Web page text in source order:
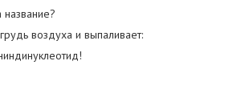
воздуха и выпаливает: